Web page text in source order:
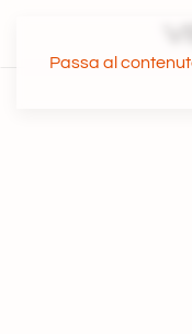
Passa al